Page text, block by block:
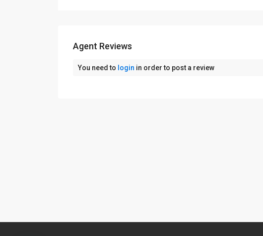
Agent Reviews
You need to login in order to post a review